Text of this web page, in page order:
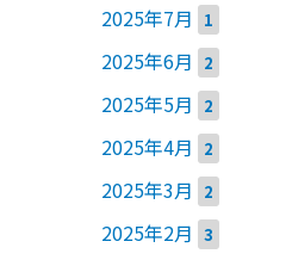
2025年7月 1
2025年6月 2
2025年5月 2
2025年4月 2
2025年3月 2
2025年2月 3